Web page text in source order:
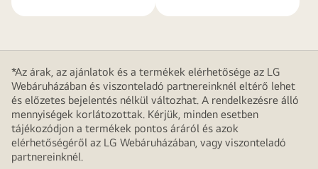
*Az árak, az ajánlatok és a termékek elérhetősége az LG
Webáruházában és viszonteladó partnereinknél eltérő lehet
és előzetes bejelentés nélkül változhat. A rendelkezésre álló
mennyiségek korlátozottak. Kérjük, minden esetben
tájékozódjon a termékek pontos áráról és azok
elérhetőségéről az LG Webáruházában, vagy viszonteladó
partnereinknél.